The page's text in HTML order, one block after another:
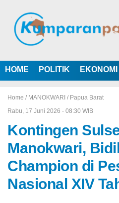
HOME POLITIK EKONOMI
Home / MANOKWARI / Papua Barat
Rabu, 17 Juni 2026 - 08:30 WIB
Kontingen
Manokwari,
Champion di
Nasional XIV